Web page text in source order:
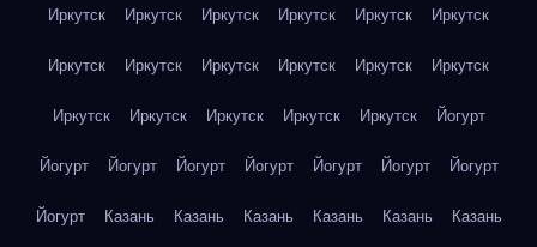
Иркутск Иркутск Иркутск Иркутск Иркутск Иркутск
Иркутск Иркутск Иркутск Иркутск Иркутск Иркутск
Иркутск Иркутск Иркутск Иркутск Иркутск Йогурт
Йогурт Йогурт Йогурт Йогурт Йогурт Йогурт Йогурт
Йогурт Казань Казань Казань Казань Казань Казань